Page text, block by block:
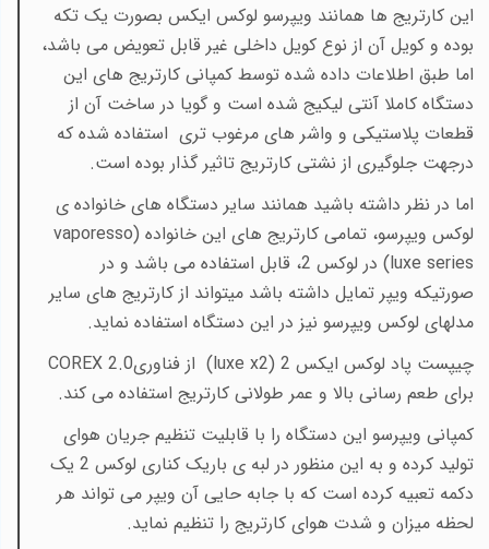
این کارتریج ها همانند ویپرسو لوکس ایکس بصورت یک تکه
بوده و کویل آن از نوع کویل داخلی غیر قابل تعویض می باشد،
اما طبق اطلاعات داده شده توسط کمپانی کارتریج های این
دستگاه کاملا آنتی لیکیج شده است و گویا در ساخت آن از
قطعات پلاستیکی و واشر های مرغوب تری استفاده شده که
درجهت جلوگیری از نشتی کارتریج تاثیر گذار بوده است.
اما در نظر داشته باشید همانند سایر دستگاه های خانواده ی
لوکس ویپرسو، تمامی کارتریج های این خانواده (vaporesso
luxe series
) در لوکس 2، قابل استفاده می باشد و در
صورتیکه ویپر تمایل داشته باشد میتواند از کارتریج های سایر
مدلهای لوکس ویپرسو نیز در این دستگاه استفاده نماید.
چیپست پاد لوکس ایکس 2 (
luxe x2) از فناوریCOREX 2.0
برای طعم رسانی بالا و عمر طولانی کارتریج استفاده می کند.
کمپانی ویپرسو این دستگاه را با قابلیت تنظیم جریان هوای
تولید کرده و به این منظور در لبه ی باریک کناری لوکس 2 یک
دکمه تعبیه کرده است که با جابه حایی آن ویپر می تواند هر
لحظه میزان و شدت هوای کارتریج را تنظیم نماید.